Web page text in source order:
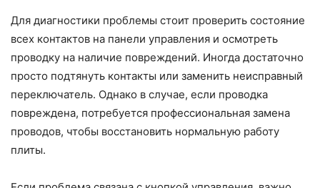
Для диагностики проблемы стоит проверить состояние
всех контактов на панели управления и осмотреть
проводку на наличие повреждений. Иногда достаточно
просто подтянуть контакты или заменить неисправный
переключатель. Однако в случае, если проводка
повреждена, потребуется профессиональная замена
проводов, чтобы восстановить нормальную работу
плиты.